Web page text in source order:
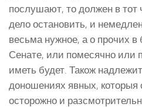
послушают, то должен в тот
дело остановить, и
весьма нужное, а о прочих
Сенате, или помесячно или
иметь будет. Також
доношениях явных, которыя
осторожно и